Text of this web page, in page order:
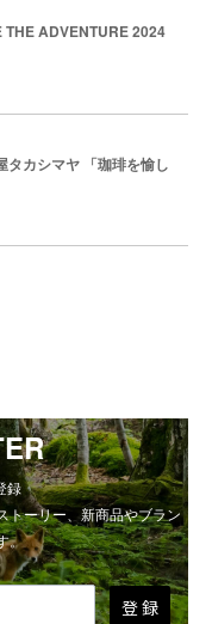
THE ADVENTURE 2024
タカシマヤ 「珈琲を愉し
録
トーリー、新商品やブラン
。
登 録